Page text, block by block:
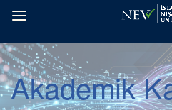
Akademik